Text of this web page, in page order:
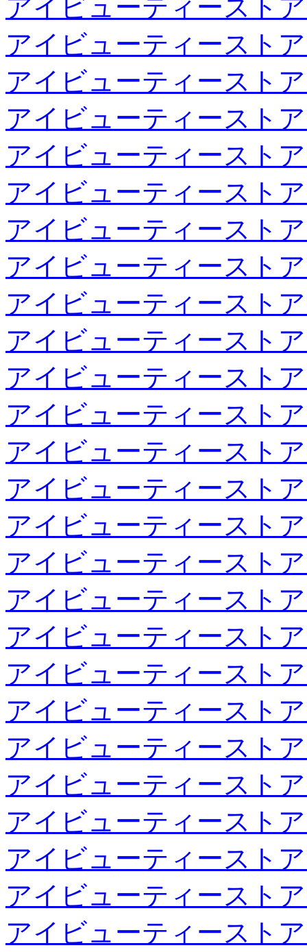
アイビューティースト
アイビューティースト
アイビューティースト
アイビューティースト
アイビューティースト
アイビューティースト
アイビューティースト
アイビューティースト
アイビューティースト
アイビューティースト
アイビューティースト
アイビューティースト
アイビューティースト
アイビューティースト
アイビューティースト
アイビューティースト
アイビューティースト
アイビューティースト
アイビューティースト
アイビューティースト
アイビューティースト
アイビューティースト
アイビューティースト
アイビューティースト
アイビューティースト
アイビューティースト